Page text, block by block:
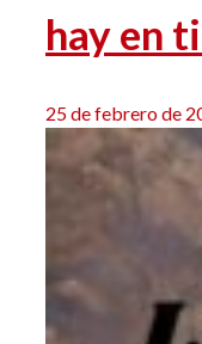
hay en
25 de febrero de